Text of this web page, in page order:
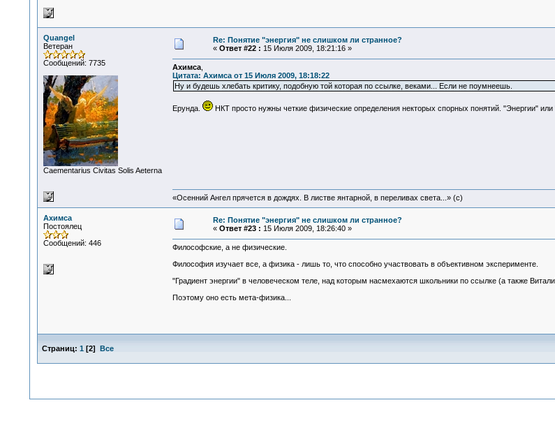
Quangel
Ветеран
Сообщений: 7735
Сaementarius Civitas Solis Aeterna
Re: Понятие "энергия" не слишком ли странное?
« Ответ #22 : 15 Июля 2009, 18:21:16 »
Ахимса,
Цитата: Ахимса от 15 Июля 2009, 18:18:22
Ну и будешь хлебать критику, подобную той которая по ссылке, веками... Если не поумнеешь.
Ерунда. НКТ просто нужны четкие физические определения некторых спорных понятий. "Энергии"
«Осенний Ангел прячется в дождях. В листве янтарной, в переливах света...» (c)
Ахимса
Постоялец
Сообщений: 446
Re: Понятие "энергия" не слишком ли странное?
« Ответ #23 : 15 Июля 2009, 18:26:40 »
Философские, а не физические.
Философия изучает все, а физика - лишь то, что способно участвовать в объективном эксперименте.
"Градиент энергии" в человеческом теле, над которым насмехаются школьники по ссылке (а также
Поэтому оно есть мета-физика...
Страниц: 1 [2] Все